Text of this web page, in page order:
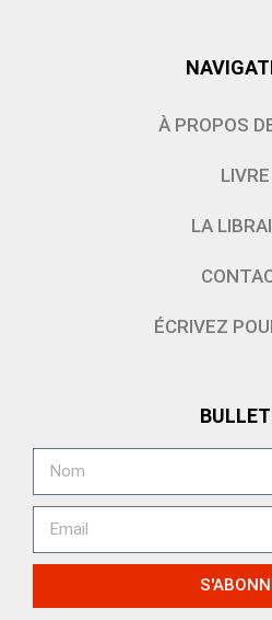
À PROPOS
LIVRE
LA
ÉCRIVEZ